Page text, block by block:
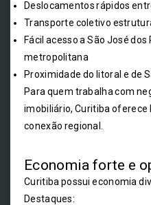
Deslocamentos rápidos
Transporte coletivo
Fácil acesso a São José dos
metropolitana
Proximidade do litoral e de
Para quem trabalha com
imobiliário, Curitiba oferece
conexão regional.
Economia forte e
Curitiba possui economia
Destaques: